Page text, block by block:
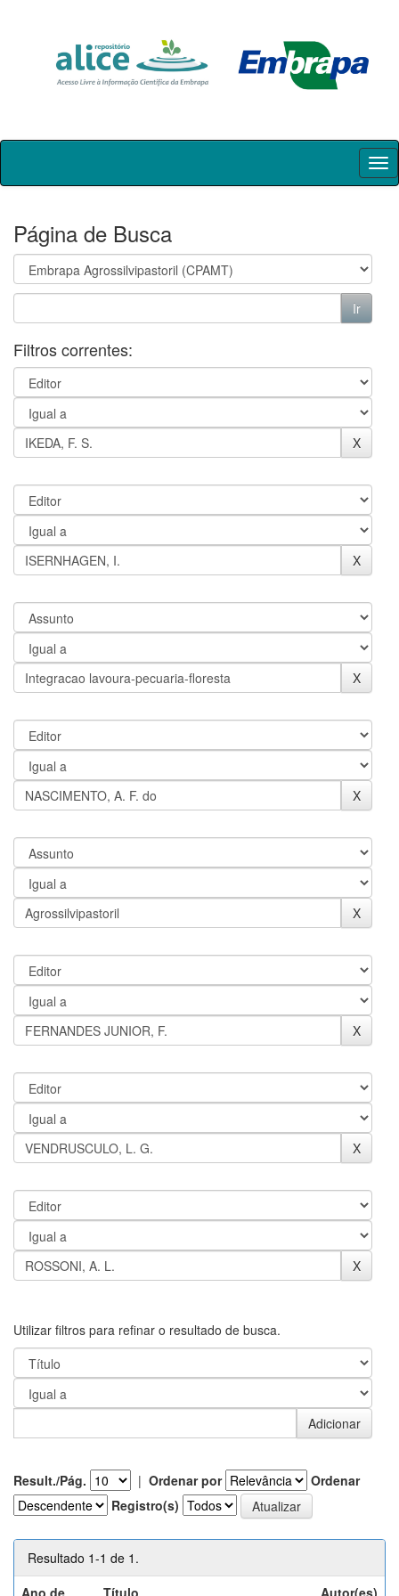
Skip
Página de Busca
Filtros correntes:
Utilizar filtros para refinar o resultado de busca.
Result./Pág. | Ordenar por
Ordenar
Registro(s)
Resultado 1-1 de 1.
Ano de
Título Autor(es)